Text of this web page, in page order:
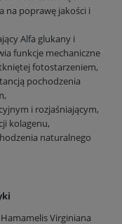
na poprawę jakości i
Alfa glukany i
funkcje mechaniczne
fotostarzeniem,
pochodzenia
i rozjaśniającym,
kolagenu,
naturalnego
Virginiana